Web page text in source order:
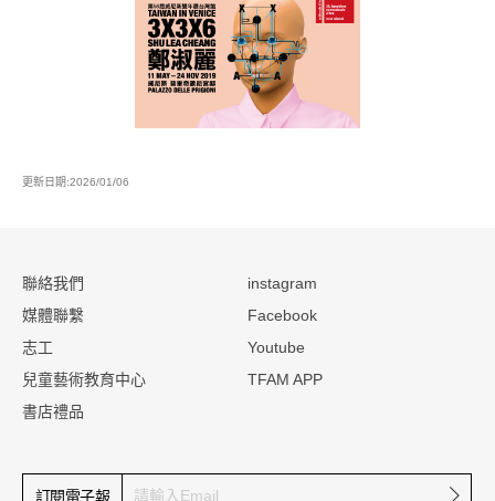
更新日期:2026/01/06
聯絡我們
媒體聯繫
志工
兒童藝術教育中心
書店禮品
instagram
Facebook
Youtube
TFAM APP
訂閱電子報 確定